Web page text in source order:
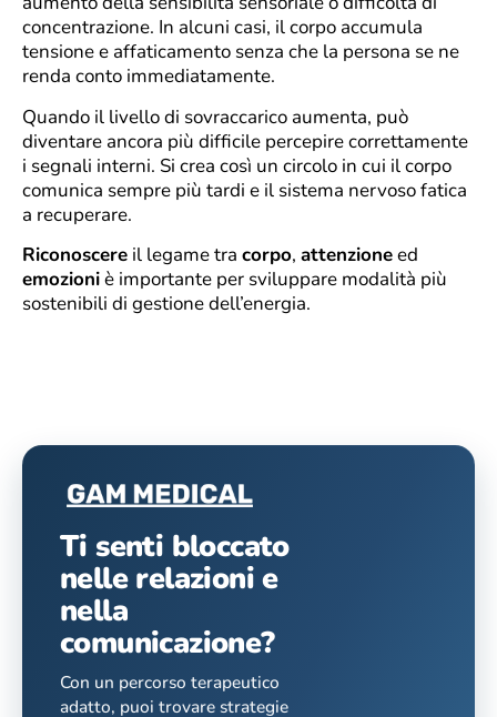
concentrazione. In alcuni casi, il corpo accumula
tensione e affaticamento senza che la persona se ne
renda conto immediatamente.
Quando il livello di sovraccarico aumenta, può
diventare ancora più difficile percepire correttamente
i segnali interni. Si crea così un circolo in cui il corpo
comunica sempre più tardi e il sistema nervoso fatica
a recuperare.
Riconoscere il legame tra corpo, attenzioneed
emozioniè importante per sviluppare modalità più
sostenibili di gestione dell’energia.
Ti senti bloccato
nelle relazioni e
nella
comunicazione?
Con un percorso terapeutico
adatto, puoi trovare strategie